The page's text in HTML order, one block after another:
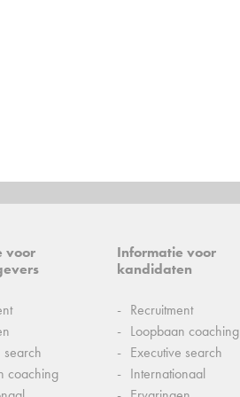
voor
search
coaching
Informatie voor
kandidaten
Recruitment
Loopbaan coaching
Executive search
Internationaal